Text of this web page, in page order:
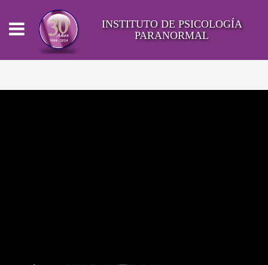
INSTITUTO DE PSICOLOGÍA
PARANORMAL